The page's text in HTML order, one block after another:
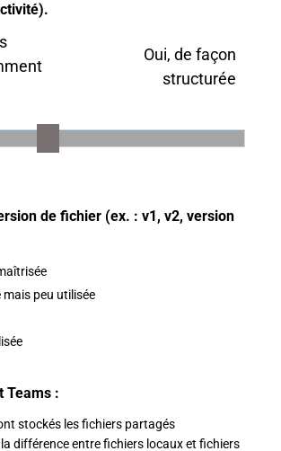
Oui, de façon
structurée
de fichier (ex. : v1, v2, version
mais peu utilisée
Teams :
stockés les fichiers partagés
différence entre fichiers locaux et fichiers